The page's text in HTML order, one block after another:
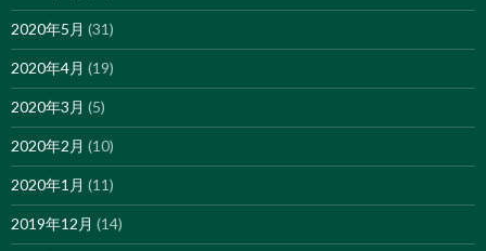
2020年5月 (31)
2020年4月 (19)
2020年3月 (5)
2020年2月 (10)
2020年1月 (11)
2019年12月 (14)